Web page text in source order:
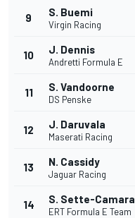
9 S. Buemi
Virgin Racing
10 J. Dennis
Andretti Formula E
11 S. Vandoorne
DS Penske
12 J. Daruvala
Maserati Racing
13 N. Cassidy
Jaguar Racing
14 S. Sette-Camara
ERT Formula E Team